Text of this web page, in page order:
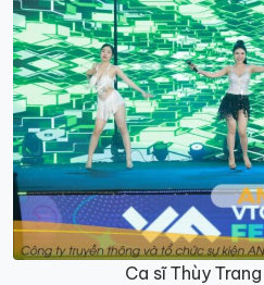
Ca sĩ Thùy